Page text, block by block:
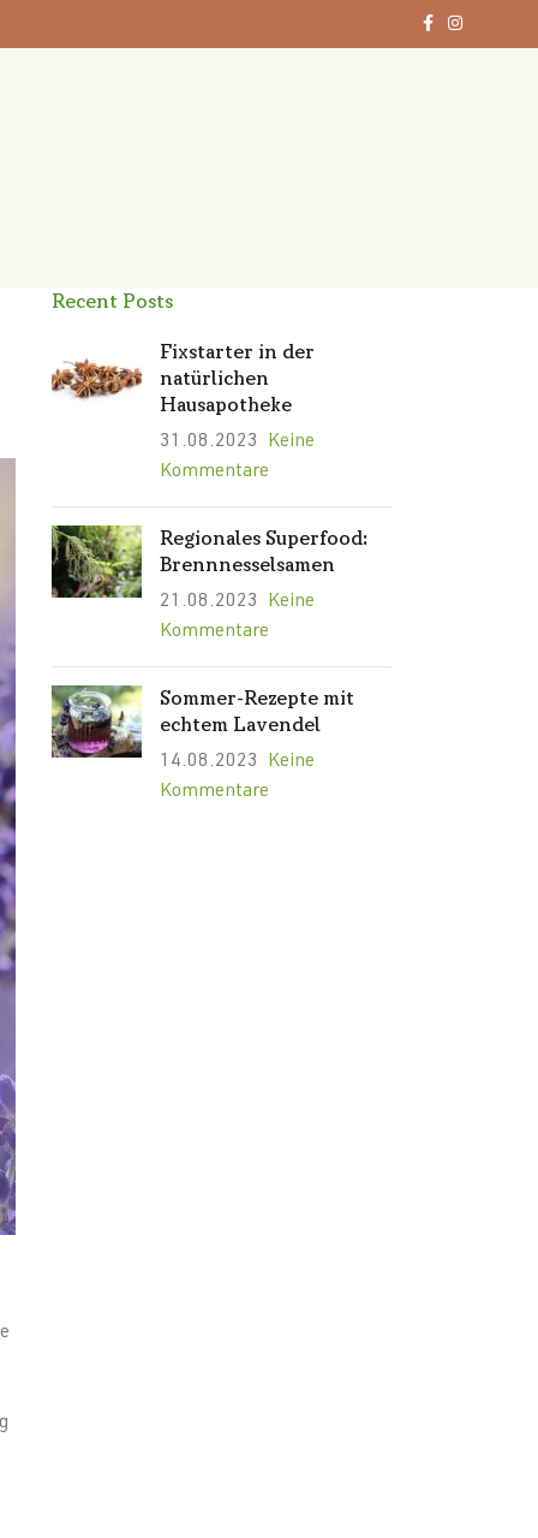
Recent Posts
Fixstarter in der
natürlichen
Hausapotheke
31.08.2023
Keine
Kommentare
Regionales Superfood:
Brennnesselsamen
21.08.2023
Keine
Kommentare
Sommer-Rezepte mit
echtem Lavendel
14.08.2023
Keine
Kommentare